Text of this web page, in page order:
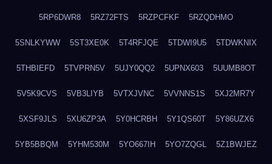
5RP6DWR8 5RZ72FTS 5RZPCFKF 5RZQDHMO
5SNLKYWW 5ST3XE0K 5T4RFJQE 5TDWI9U5 5TDWKNIX
5THBIEFD 5TVPRN5V 5UJY0QQ2 5UPNX603 5UUMB8OT
5V5K9CVS 5VB3LIYB 5VTXJVNC 5VVNNS1S 5XJ2MR7Y
5XSF9JLS 5XU6ZP3A 5Y0HCRBH 5Y1QS60T 5Y86UZX6
5YB5BBQM 5YHM530M 5YO667IH 5YO7ZQGL 5Z1BWJEZ